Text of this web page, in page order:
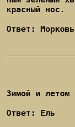
красный нос.
Ответ: Морковь
Зимой и летом
Ответ: Ель